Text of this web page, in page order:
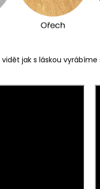
jak s láskou